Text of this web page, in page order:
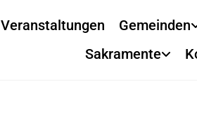
Veranstaltungen Gemeinden
Sakramente